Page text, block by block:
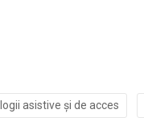
asistive și de acces